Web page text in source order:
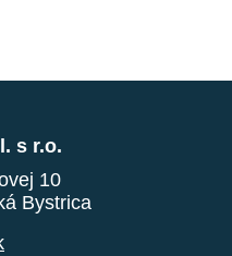
s r.o.
10
Bystrica